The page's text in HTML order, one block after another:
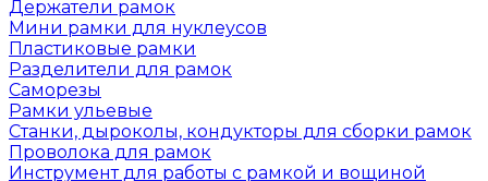
Держатели рамок
Мини рамки для нуклеусов
Пластиковые рамки
Разделители для рамок
Саморезы
Рамки ульевые
Станки, дыроколы, кондукторы для сборки рамок
Проволока для рамок
Инструмент для работы с рамкой и вощиной